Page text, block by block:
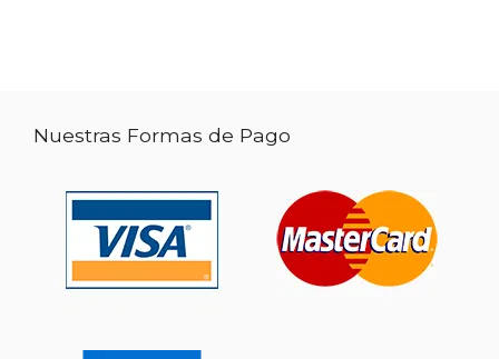
Nuestras Formas de Pago